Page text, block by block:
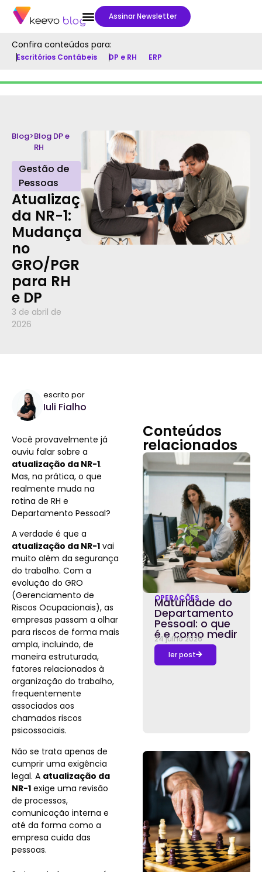
Assinar Newsletter
Confira conteúdos para:
Escritórios Contábeis DP e RH ERP
Blog>Blog DP e
RH
Gestão de
Pessoas
Atualização
da NR-1:
Mudanças
no
GRO/PGR
para RH
e DP
3 de abril de
2026
escrito por
Iuli Fialho
Você provavelmente já
ouviu falar sobre a
atualização da NR-1.
Mas, na prática, o que
realmente muda na
rotina de RH e
Departamento Pessoal?
A verdade é que a
atualização da NR-1 vai
muito além da segurança
do trabalho. Com a
evolução do GRO
(Gerenciamento de
Riscos Ocupacionais), as
empresas passam a olhar
para riscos de forma mais
ampla, incluindo, de
maneira estruturada,
fatores relacionados à
organização do trabalho,
frequentemente
associados aos
chamados riscos
psicossociais.
Não se trata apenas de
cumprir uma exigência
legal. A atualização da
NR-1 exige uma revisão
de processos,
comunicação interna e
até da forma como a
empresa cuida das
pessoas.
Conteúdos
relacionados
OPERAÇÕES
Maturidade do
Departamento
Pessoal: o que
é e como medir
24 julho 2026
ler post